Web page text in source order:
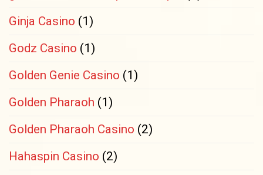
Ginja Casino (1)
Godz Casino (1)
Golden Genie Casino (1)
Golden Pharaoh (1)
Golden Pharaoh Casino (2)
Hahaspin Casino (2)